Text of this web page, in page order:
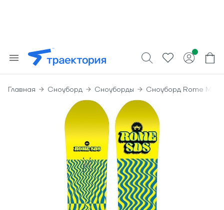
Главная Сноуборд Сноуборды Сноуборд Rome